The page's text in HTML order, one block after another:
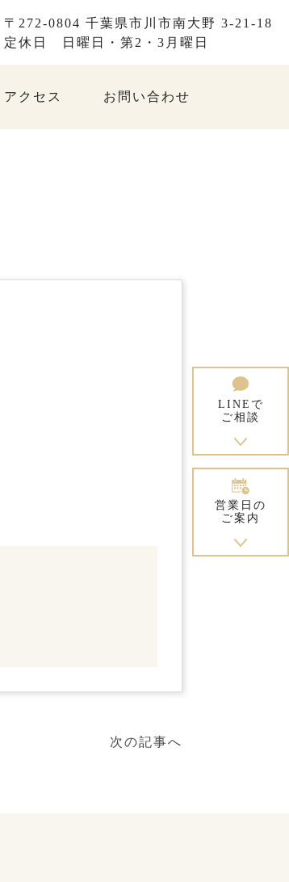
〒272-0804 千葉県市川市南大野 3-21-18
定休日
日曜日・第2・3月曜日
アクセス お問い合わせ
LINEで
ご相談
営業日の
ご案内
次の記事へ